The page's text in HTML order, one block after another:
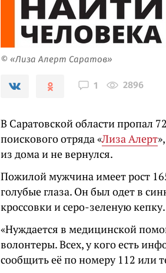
© «Лиза Алерт Саратов»
1 2896
В Саратовской области пропал
поискового отряда «Лиза Алерт
из дома и не вернулся.
Пожилой мужчина имеет рост
голубые глаза. Он был одет в
кроссовки и серо-зеленую
«Нуждается в медицинской
волонтеры. Всех, у кого есть
сообщить её по номеру 112 или